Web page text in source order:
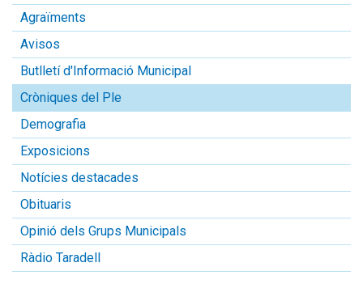
Agraïments
Avisos
Butlletí d'Informació Municipal
Cròniques del Ple
Demografia
Exposicions
Notícies destacades
Obituaris
Opinió dels Grups Municipals
Ràdio Taradell